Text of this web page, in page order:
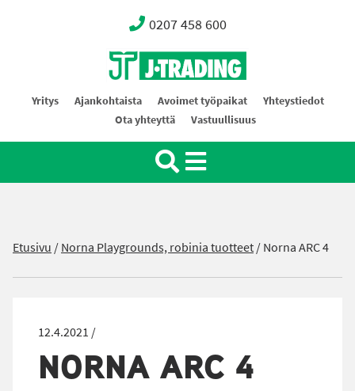
0207 458 600
Oy J-Trading Ab
Yritys Ajankohtaista Avoimet työpaikat
Yhteystiedot
Ota yhteyttä
Vastuullisuus
Etusivu /Norna Playgrounds, robinia tuotteet/Norna ARC 4
12.4.2021 /
NORNA ARC 4